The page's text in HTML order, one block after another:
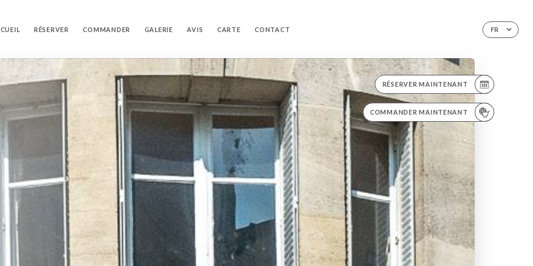
FR
RÉSERVER COMMANDER GALERIE AVIS CARTE CONTACT
RÉSERVER MAINTENANT
COMMANDER MAINTENANT